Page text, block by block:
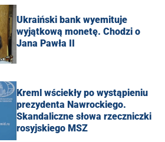
Ukraiński bank wyemituje
wyjątkową monetę. Chodzi o
Jana Pawła II
Kreml wściekły po wystąpieniu
prezydenta Nawrockiego.
Skandaliczne słowa rzeczniczki
rosyjskiego MSZ